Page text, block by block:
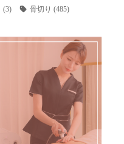
(3) 骨切り (485)